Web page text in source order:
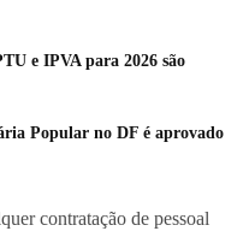
e IPVA para 2026 são
Popular no DF é aprovado
contratação de pessoal